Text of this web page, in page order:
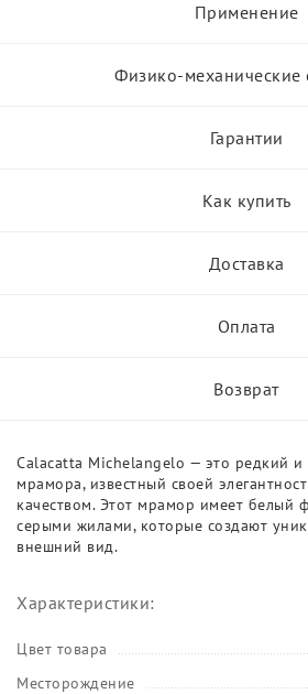
Применение
Физико-механические
Гарантии
Как купить
Доставка
Оплата
Возврат
Calacatta Michelangelo — это редкий
мрамора, известный своей
качеством. Этот мрамор имеет белый
серыми жилами, которые создают
внешний вид.
Характеристики:
Цвет товара
Месторождение